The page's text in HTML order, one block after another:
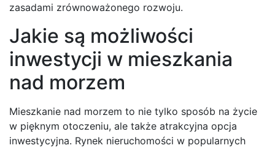
zasadami zrównoważonego rozwoju.
Jakie są możliwości
inwestycji w mieszkania
nad morzem
Mieszkanie nad morzem to nie tylko sposób na życie
w pięknym otoczeniu, ale także atrakcyjna opcja
inwestycyjna. Rynek nieruchomości w popularnych